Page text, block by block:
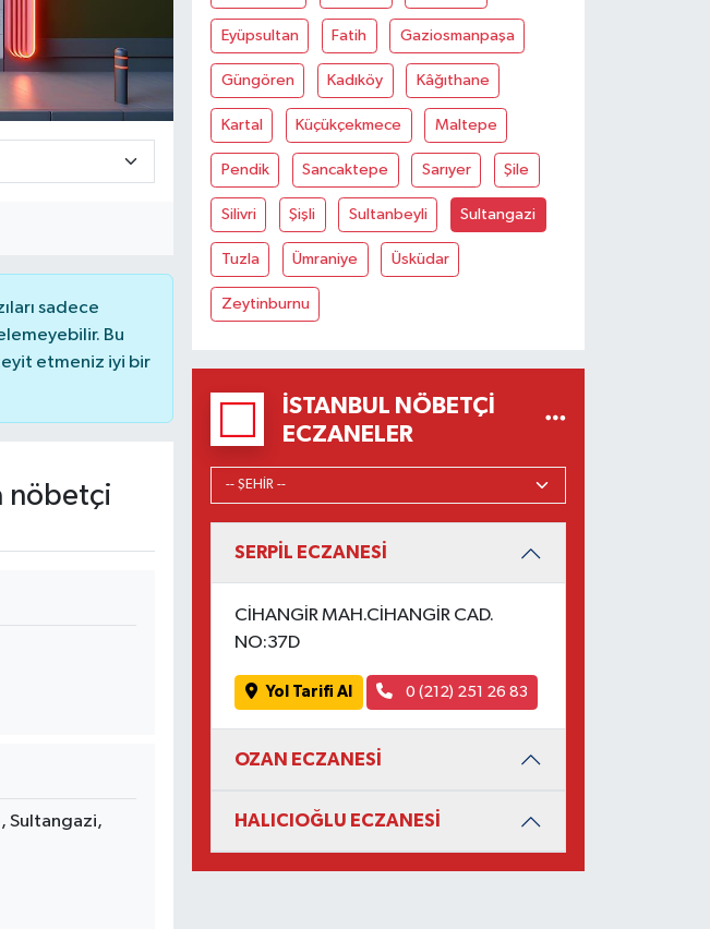
sadece
Bu
etmeniz iyi bir
nöbetçi
Sultangazi,
Eyüpsultan Fatih Gaziosmanpaşa
Güngören Kadıköy Kâğıthane
Kartal Küçükçekmece Maltepe
Pendik Sancaktepe Sarıyer Şile
Silivri Şişli Sultanbeyli Sultangazi
Tuzla Ümraniye Üsküdar
Zeytinburnu
İSTANBUL NÖBETÇI
ECZANELER
SERPİL ECZANESİ
CİHANGİR MAH.CİHANGİR CAD.
NO:37D
Yol Tarifi Al 0 (212) 251 26 83
OZAN ECZANESİ
HALICIOĞLU ECZANESİ